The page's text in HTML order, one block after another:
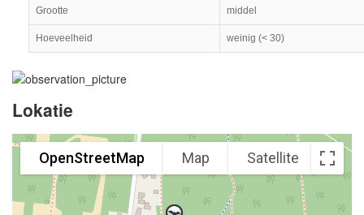
Grootte middel
Hoeveelheid weinig (< 30)
Lokatie
OpenStreetMap Map Satellite